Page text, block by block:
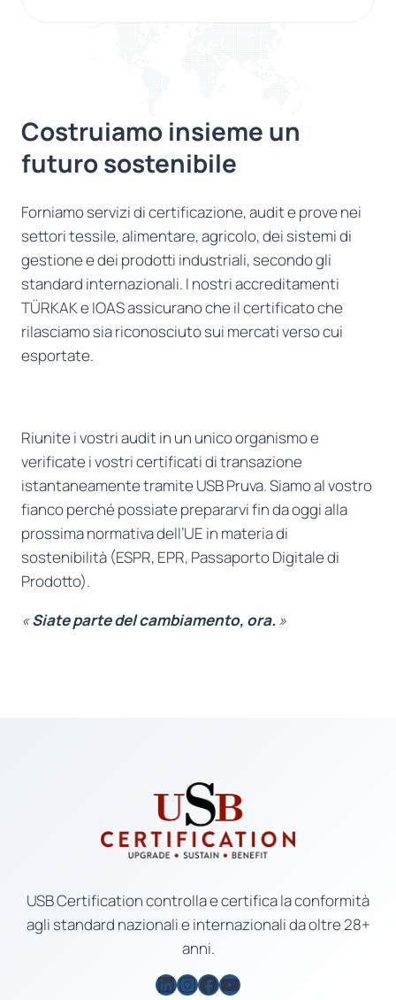
Costruiamo insieme un
futuro sostenibile
Forniamo servizi di certificazione, audit e prove nei
settori tessile, alimentare, agricolo, dei sistemi di
gestione e dei prodotti industriali, secondo gli
standard internazionali. I nostri accreditamenti
TÜRKAK e IOAS assicurano che il certificato che
rilasciamo sia riconosciuto sui mercati verso cui
esportate.
Riunite i vostri audit in un unico organismo e
verificate i vostri certificati di transazione
istantaneamente tramite USB Pruva. Siamo al vostro
fianco perché possiate prepararvi fin da oggi alla
prossima normativa dell’UE in materia di
sostenibilità (ESPR, EPR, Passaporto Digitale di
Prodotto).
«Siate parte del cambiamento, ora. »
USB Certification controlla e certifica la conformità
agli standard nazionali e internazionali da oltre 28+
anni.
LinkedIn
Instagram
Facebook
YouTube